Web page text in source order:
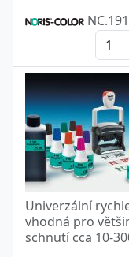
Univerzální
vhodná pro
schnutí cca 10-